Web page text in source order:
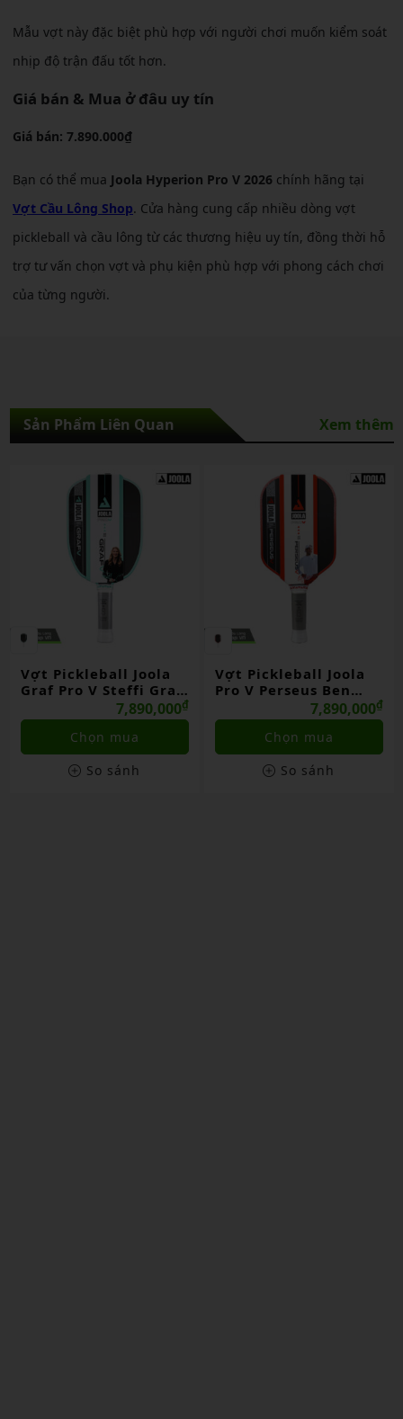
Mẫu vợt này đặc biệt phù hợp với người chơi muốn kiểm soát
nhịp độ trận đấu tốt hơn.
Giá bán & Mua ở đâu uy tín
Giá bán: 7.890.000₫
Bạn có thể mua Joola Hyperion Pro V 2026 chính hãng tại
Vợt Cầu Lông Shop. Cửa hàng cung cấp nhiều dòng vợt
pickleball và cầu lông từ các thương hiệu uy tín, đồng thời hỗ
trợ tư vấn chọn vợt và phụ kiện phù hợp với phong cách chơi
của từng người.
Sản Phẩm Liên Quan Xem thêm
Vợt Pickleball Joola
Pro V Perseus Ben
Johns Blaze Red7,890,000
Chọn mua
So sánh
VỢT PICKLE BALL
JOOLA KOSMOS PRO V
TYSON MCGUFFIN
SURGE GREEN
7,890,000
Chọn mua
So sánh